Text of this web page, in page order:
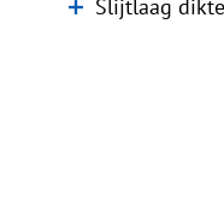
Slijtlaag dikte